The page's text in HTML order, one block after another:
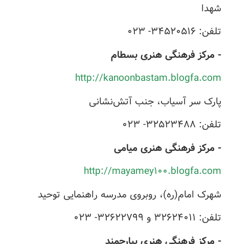
شهدا
تلفن: ۳۴۵۲۰۵۱۶- ۰۲۳
- مرکز فرهنگی هنری بسطام
http://kanoonbastam.blogfa.com
پارک سر آسیاب، جنب آتش‌نشانی
تلفن: ۳۲۵۲۳۴۸۸- ۰۲۳
- مرکز فرهنگی هنری میامی
http://mayamey۱۰۰.blogfa.com
شهرک امام(ره)، روبروی مدرسه راهنمایی توحید
تلفن: ۳۲۶۲۴۰۱۱ و ۳۲۶۲۲۷۹۹- ۰۲۳